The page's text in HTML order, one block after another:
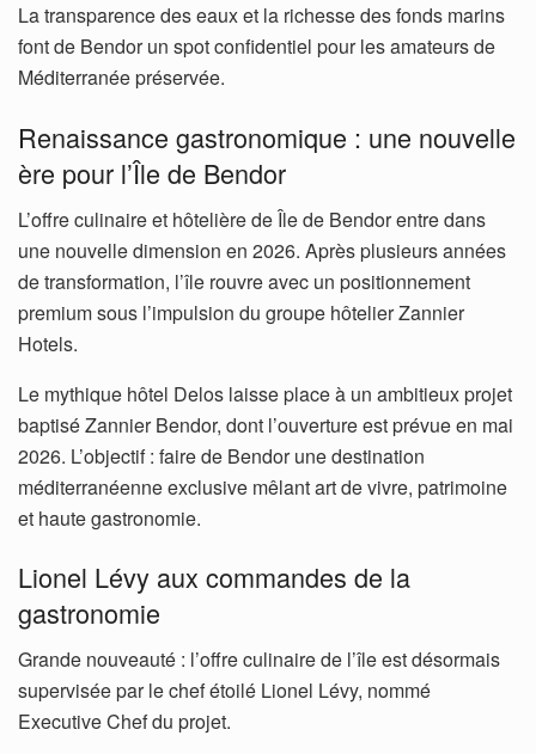
La transparence des eaux et la richesse des fonds marins
font de Bendor un spot confidentiel pour les amateurs de
Méditerranée préservée.
Renaissance gastronomique : une nouvelle
ère pour l’Île de Bendor
L’offre culinaire et hôtelière de Île de Bendor entre dans
une nouvelle dimension en 2026. Après plusieurs années
de transformation, l’île rouvre avec un positionnement
premium sous l’impulsion du groupe hôtelier Zannier
Hotels.
Le mythique hôtel Delos laisse place à un ambitieux projet
baptisé Zannier Bendor, dont l’ouverture est prévue en mai
2026. L’objectif : faire de Bendor une destination
méditerranéenne exclusive mêlant art de vivre, patrimoine
et haute gastronomie.
Lionel Lévy aux commandes de la
gastronomie
Grande nouveauté : l’offre culinaire de l’île est désormais
supervisée par le chef étoilé Lionel Lévy, nommé
Executive Chef du projet.